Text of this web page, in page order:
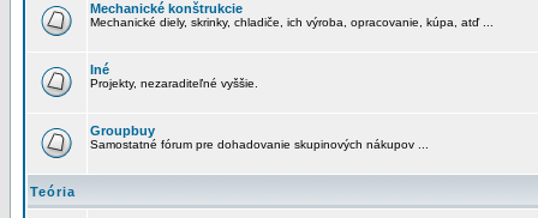
Mechanické konštrukcie
Mechanické diely, skrinky, chladiče, ich výroba, opracovanie, kúpa, atď ...
Iné
Projekty, nezaraditeľné vyššie.
Groupbuy
Samostatné fórum pre dohadovanie skupinových nákupov ...
Teória